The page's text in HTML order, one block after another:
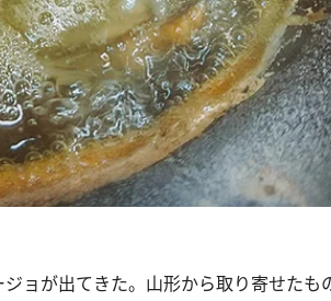
ョが出てきた。山形から取り寄せたも